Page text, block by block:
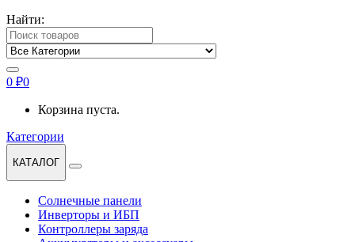
Найти:
0 ₽0
Корзина пуста.
Категории
КАТАЛОГ
Солнечные панели
Инверторы и ИБП
Контроллеры заряда